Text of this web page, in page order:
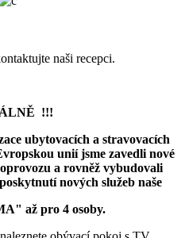
naši recepci.
!!!
ubytovacích a stravovacích
unií jsme zavedli nové
a rovněž vybudovali
nových služeb naše
až pro 4 osoby.